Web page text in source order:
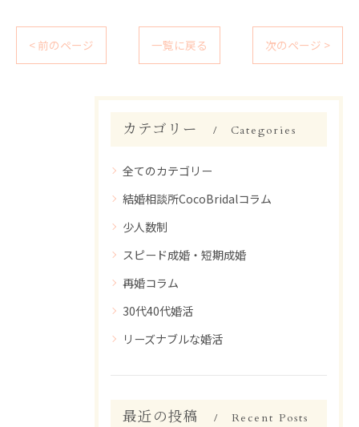
< 前のページ 一覧に戻る 次のページ >
カテゴリー Categories
全てのカテゴリー
結婚相談所CocoBridalコラム
少人数制
スピード成婚・短期成婚
再婚コラム
30代40代婚活
リーズナブルな婚活
最近の投稿 Recent Posts